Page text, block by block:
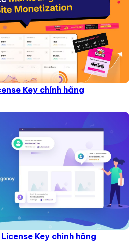
Key chính hãng
Key chính hãng